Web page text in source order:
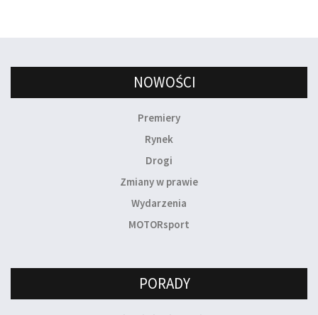
NOWOŚCI
Premiery
Rynek
Drogi
Zmiany w prawie
Wydarzenia
MOTORsport
PORADY